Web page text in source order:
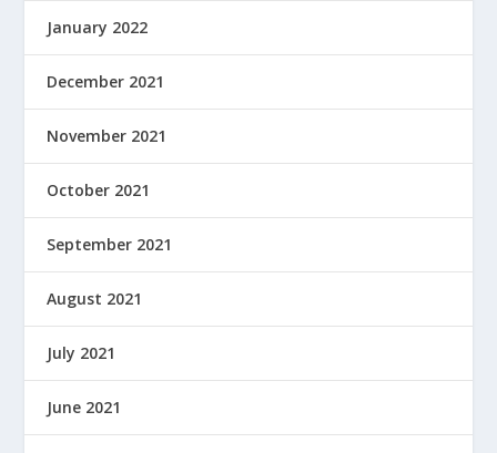
January 2022
December 2021
November 2021
October 2021
September 2021
August 2021
July 2021
June 2021